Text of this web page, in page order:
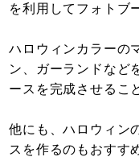
を利用してフォトブ
ハロウィンカラーの
ン、ガーランドなど
ースを完成させるこ
他にも、ハロウィン
スを作るのもおすす